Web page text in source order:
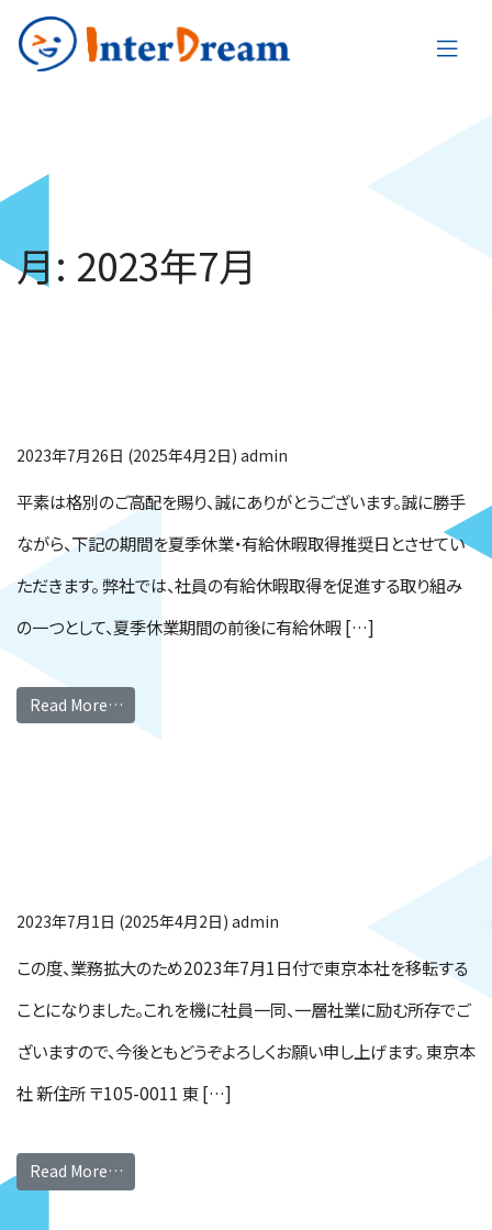
月: 2023年7月
2023年7月26日 (2025年4月2日) admin
平素は格別のご高配を賜り、誠にありがとうございます。誠に勝手
ながら、下記の期間を夏季休業・有給休暇取得推奨日とさせてい
ただきます。 弊社では、社員の有給休暇取得を促進する取り組み
の一つとして、夏季休業期間の前後に有給休暇 […]
Read More…
2023年7月1日 (2025年4月2日) admin
この度、業務拡大のため2023年7月1日付で東京本社を移転する
ことになりました。これを機に社員一同、一層社業に励む所存でご
ざいますので、今後ともどうぞよろしくお願い申し上げます。 東京本
社 新住所 〒105-0011 東 […]
Read More…